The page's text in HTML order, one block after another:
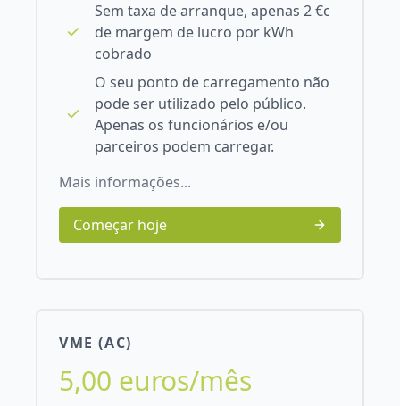
Sem taxa de arranque, apenas 2 €c
de margem de lucro por kWh
cobrado
O seu ponto de carregamento não
pode ser utilizado pelo público.
Apenas os funcionários e/ou
parceiros podem carregar.
Mais informações...
Começar hoje
VME (AC)
5,00 euros/mês